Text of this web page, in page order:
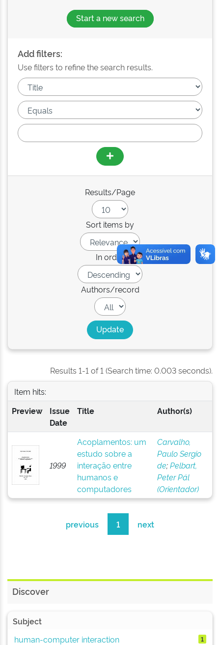
Start a new search
Add filters:
Use filters to refine the search results.
Results/Page
Sort items by
In order
Authors/record
Results 1-1 of 1 (Search time: 0.003 seconds).
Item hits:
Preview
Issue
Date
Title Author(s)
1999
Acoplamentos: um
estudo sobre a
interação entre
humanos e
computadores
Carvalho,
Paulo Sergio
de;Pelbart,
Peter Pál
(Orientador)
previous 1 next
Discover
Subject
human-computer interaction
1